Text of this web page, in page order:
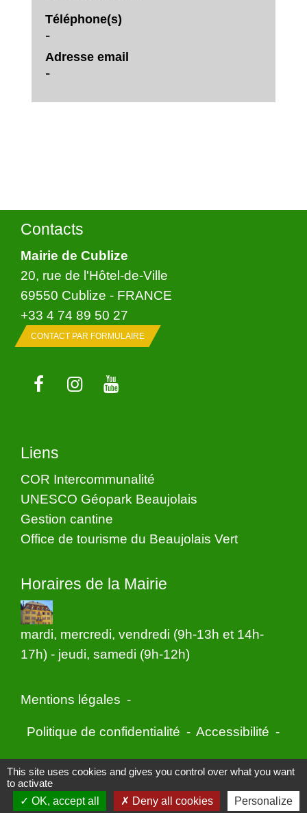
Téléphone(s)
-
Adresse email
-
Contacts
Mairie de Cublize
20, rue de l'Hôtel-de-Ville
69550 Cublize - FRANCE
+33 4 74 89 50 27
CONTACT PAR FORMULAIRE
Liens
COR Intercommunalité
UNESCO Géopark Beaujolais
Gestion cantine
Office de tourisme du Beaujolais Vert
Horaires de la Mairie
mardi, mercredi, vendredi (9h-13h et 14h-
17h) - jeudi, samedi (9h-12h)
Mentions légales -
Politique de confidentialité - Accessibilité -
Application mobile Localiti - Plan du site -
Gestion des cookies
This site uses cookies and gives you control over what you want
to activate
OK, accept all
Deny all cookies Personalize